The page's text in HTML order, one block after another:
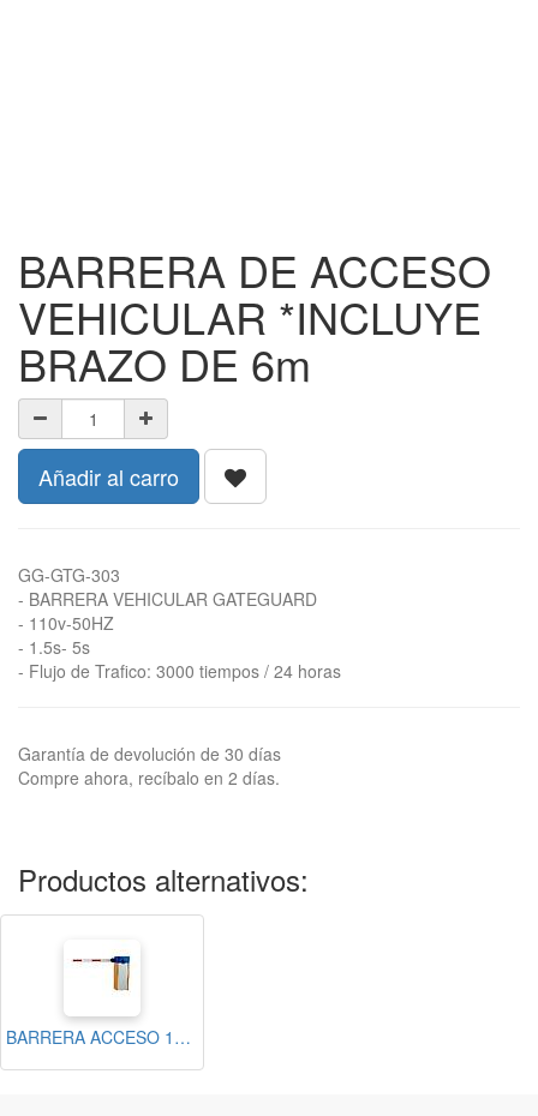
BARRERA DE ACCESO
VEHICULAR *INCLUYE
BRAZO DE 6m
Añadir al carro
GG-GTG-303
- BARRERA VEHICULAR GATEGUARD
- 110v-50HZ
- 1.5s- 5s
- Flujo de Trafico: 3000 tiempos / 24 horas
Garantía de devolución de 30 días
Compre ahora, recíbalo en 2 días.
Productos alternativos:
BARRERA ACCESO 110VOLT -50HZ 3 SEG INCLUYE BRAZO 4-5 METROS